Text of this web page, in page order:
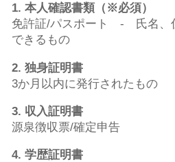
1. 本人確認書類（※必須）
免許証/パスポート - 氏名、
できるもの
2. 独身証明書
3か月以内に発行されたもの
3. 収入証明書
源泉徴収票/確定申告
4. 学歴証明書